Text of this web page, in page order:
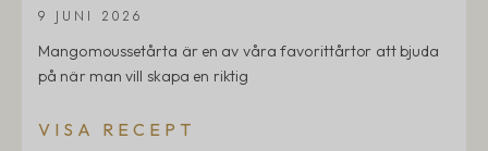
9 JUNI 2026
Mangomoussetårta är en av våra favorittårtor att bjuda
på när man vill skapa en riktig
VISA RECEPT